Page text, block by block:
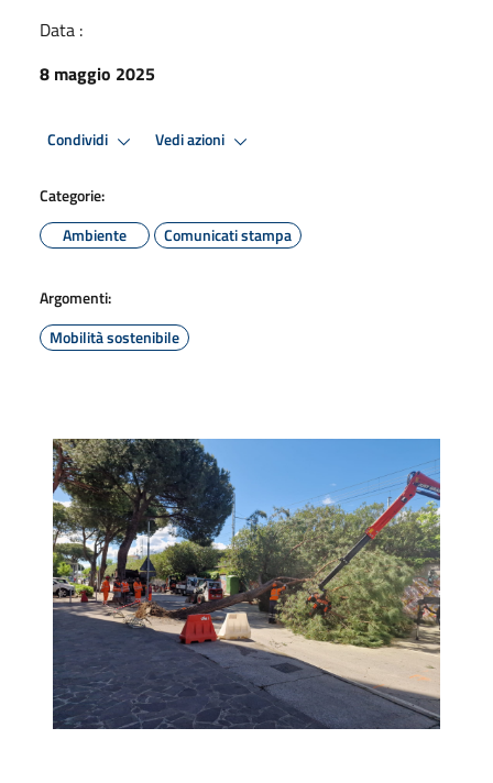
Data :
8 maggio 2025
Condividi Vedi azioni
Categorie:
Ambiente
Comunicati stampa
Argomenti:
Mobilità sostenibile